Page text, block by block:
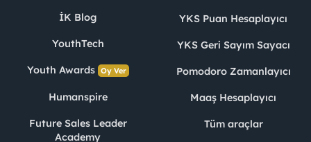
İK Blog
YouthTech
Youth Awards Oy Ver
Humanspire
Future Sales Leader
Academy
YKS Puan Hesaplayıcı
YKS Geri Sayım Sayacı
Pomodoro Zamanlayıcı
Maaş Hesaplayıcı
Tüm araçlar